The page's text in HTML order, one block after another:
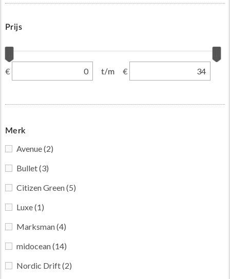
Prijs
€ t/m €
Merk
Avenue(2)
Bullet(3)
Citizen Green(5)
Luxe(1)
Marksman(4)
midocean(14)
Nordic Drift(2)